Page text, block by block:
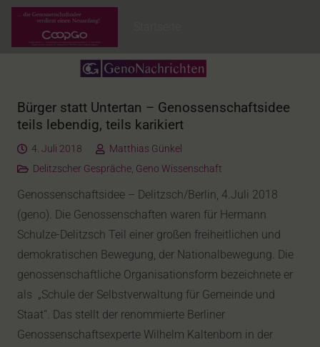
Bürger statt Untertan – Genossenschaftsidee
teils lebendig, teils karikiert
4. Juli 2018
Matthias Günkel
Delitzscher Gespräche, Geno Wissenschaft
Genossenschaftsidee – Delitzsch/Berlin, 4.Juli 2018
(geno). Die Genossenschaften waren für Hermann
Schulze-Delitzsch Teil einer großen freiheitlichen und
demokratischen Bewegung, der Nationalbewegung. Die
genossenschaftliche Organisationsform bezeichnete er
als „Schule der Selbstverwaltung für Gemeinde und
Staat“. Das stellt der renommierte Berliner
Genossenschaftsexperte Wilhelm Kaltenborn in der